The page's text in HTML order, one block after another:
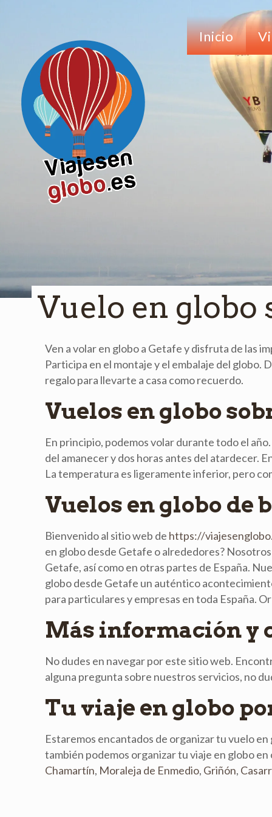
Inicio
Vuelo en globo
Ven a volar en globo a Getafe y disfruta de las
Participa en el montaje y el embalaje del globo.
regalo para llevarte a casa como recuerdo.
Vuelos en globo
En principio, podemos volar durante todo el
del amanecer y dos horas antes del atardecer.
La temperatura es ligeramente inferior, pero
Vuelos en globo de
Bienvenido al sitio web de https://
en globo desde Getafe o alrededores?
Getafe, así como en otras partes de España.
globo desde Getafe un auténtico
para particulares y empresas en toda España.
Más información y
No dudes en navegar por este sitio web.
alguna pregunta sobre nuestros servicios, no
Tu viaje en globo
Estaremos encantados de organizar tu vuelo
también podemos organizar tu viaje en globo
Chamartín, Moraleja de Enmedio, Griñón,